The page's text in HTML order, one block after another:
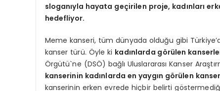
sloganıyla hayata geçirilen proje, kadınları
hedefliyor.
Meme kanseri, tüm dünyada olduğu gibi
kanser türü. Öyle ki kadınlarda görülen
Örgütü`ne (DSÖ) bağlı Uluslararası Kanser
kanserinin kadınlarda en yaygın görülen kanser
kanserinin erken evrede hiçbir belirti